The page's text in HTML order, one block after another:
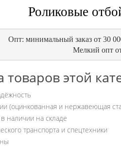
Роликовые
Опт: минимальный заказ от 30
Мелкий опт
этой
(оцинкованная и нержавеющая
наличии на складе
транспорта и спецтехники